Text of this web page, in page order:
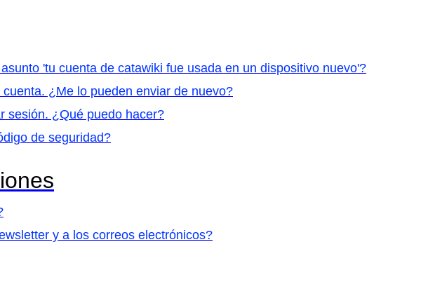
'tu cuenta de catawiki fue usada en un dispositivo nuevo'?
¿Me lo pueden enviar de nuevo?
sesión. ¿Qué puedo hacer?
de seguridad?
y a los correos electrónicos?